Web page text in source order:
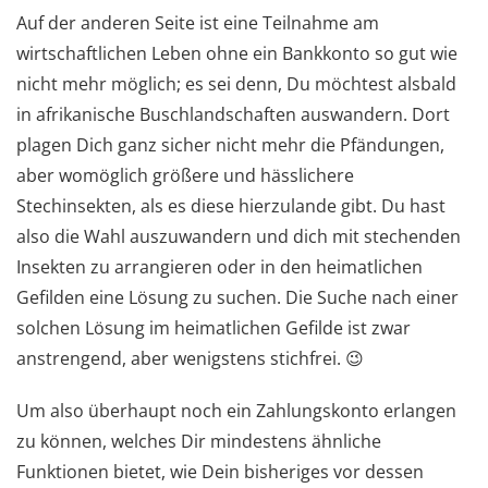
Auf der anderen Seite ist eine Teilnahme am
wirtschaftlichen Leben ohne ein Bankkonto so gut wie
nicht mehr möglich; es sei denn, Du möchtest alsbald
in afrikanische Buschlandschaften auswandern. Dort
plagen Dich ganz sicher nicht mehr die Pfändungen,
aber womöglich größere und hässlichere
Stechinsekten, als es diese hierzulande gibt. Du hast
also die Wahl auszuwandern und dich mit stechenden
Insekten zu arrangieren oder in den heimatlichen
Gefilden eine Lösung zu suchen. Die Suche nach einer
solchen Lösung im heimatlichen Gefilde ist zwar
anstrengend, aber wenigstens stichfrei. 😉
Um also überhaupt noch ein Zahlungskonto erlangen
zu können, welches Dir mindestens ähnliche
Funktionen bietet, wie Dein bisheriges vor dessen